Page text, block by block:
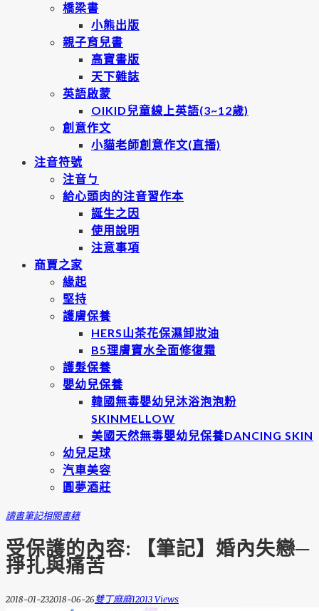
橋梁書
小熊出版
親子育兒書
高寶書版
天下雜誌
英語啟蒙
OIKID兒童線上英語(3~12歲)
創意作文
小貓老師創意作文(直播)
注音符號
注音ㄅ
給心頭肉的注音習作本
誕生之因
使用說明
注意事項
商賈之家
緣起
堅持
護膚保養
HERS山茶花保濕卸妝油
B5理膚寶水全面修復霜
護髮保養
嬰幼兒保養
韓國無毒嬰幼兒沐浴泡泡粉
SKINMELLOW
美國天然無毒嬰幼兒保養DANCING SKIN
幼兒足球
汽車美容
圓夢酒莊
讀書筆記相關書籍
受保護的內容: 【筆記】婚內失戀─
掙扎與痛苦
2018-01-232018-06-26雙丁麻麻12013 Views